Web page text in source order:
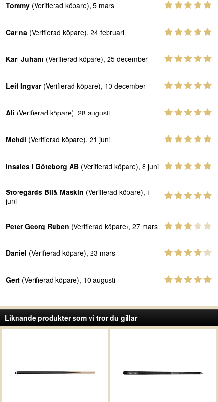
Tommy (Verifierad köpare), 5 mars
Carina (Verifierad köpare), 24 februari
Kari Juhani (Verifierad köpare), 25 december
Leif Ingvar(Verifierad köpare), 10 december
Ali (Verifierad köpare), 28 augusti
Mehdi (Verifierad köpare), 21 juni
Insales I Göteborg AB (Verifierad köpare), 8 juni
Storegårds Bil& Maskin (Verifierad köpare), 1
juni
Peter Georg Ruben (Verifierad köpare), 27 mars
Daniel (Verifierad köpare), 23 mars
Gert (Verifierad köpare), 10 augusti
Liknande produkter som vi tror du gillar